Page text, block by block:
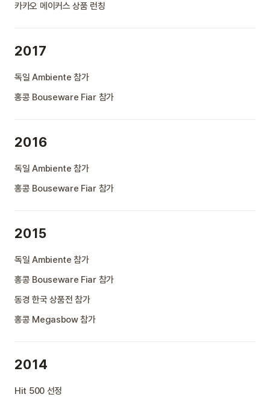
카카오 메이커스 상품 런칭
2017
독일 Ambiente 참가
홍콩 Bouseware Fiar 참가
2016
독일 Ambiente 참가
홍콩 Bouseware Fiar 참가
2015
독일 Ambiente 참가
홍콩 Bouseware Fiar 참가
동경 한국 상품전 참가
홍콩 Megasbow 참가
2014
Hit 500 선정